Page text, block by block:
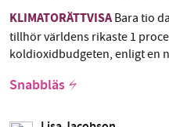
KLIMATORÄTTVISABara tio
tillhör världens rikaste 1
koldioxidbudgeten, enligt en
Snabbläs